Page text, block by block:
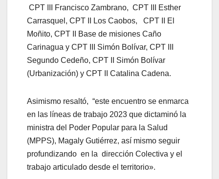
CPT III Francisco Zambrano, CPT III Esther
Carrasquel, CPT II Los Caobos, CPT II El
Moñito, CPT II Base de misiones Caño
Carinagua y CPT III Simón Bolívar, CPT III
Segundo Cedeño, CPT II Simón Bolívar
(Urbanización) y CPT II Catalina Cadena.
Asimismo resaltó, “este encuentro se enmarca
en las líneas de trabajo 2023 que dictaminó la
ministra del Poder Popular para la Salud
(MPPS), Magaly Gutiérrez, así mismo seguir
profundizando en la dirección Colectiva y el
trabajo articulado desde el territorio».